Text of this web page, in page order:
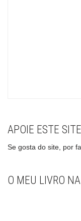
APOIE ESTE SITE
Se gosta do site, por
O MEU LIVRO